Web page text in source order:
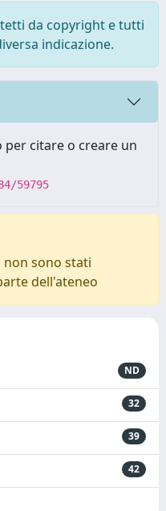
da copyright e tutti
indicazione.
citare o creare un
59795
non sono stati
dell'ateneo
ND
32
39
42